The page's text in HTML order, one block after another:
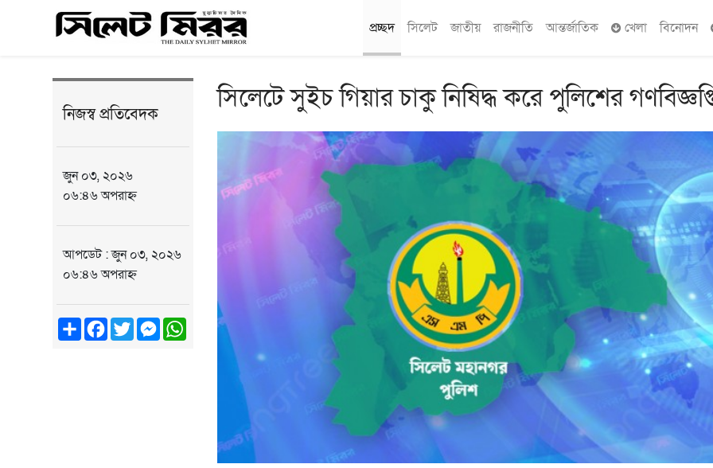
প্রচ্ছদ সিলেট জাতীয় রাজনীতি আন্তর্জাতিক খেলা বিনোদন
নিজস্ব প্রতিবেদক
জুন ০৩, ২০২৬
০৬:৪৬ অপরাহ্ন
আপডেট : জুন ০৩, ২০২৬
০৬:৪৬ অপরাহ্ন
ShareFacebook
TwitterMessenger
WhatsApp
সিলেটে সুইচ গিয়ার চাকু নিষিদ্ধ করে পুলিশের